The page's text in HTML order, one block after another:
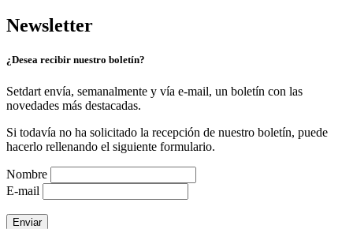
Newsletter
¿Desea recibir nuestro boletín?
Setdart envía, semanalmente y vía e-mail, un boletín con las
novedades más destacadas.
Si todavía no ha solicitado la recepción de nuestro boletín, puede
hacerlo rellenando el siguiente formulario.
Nombre
E-mail